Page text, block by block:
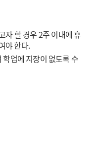
자 할 경우 2주 이내에 휴
야 한다.
업에 지장이 없도록 수